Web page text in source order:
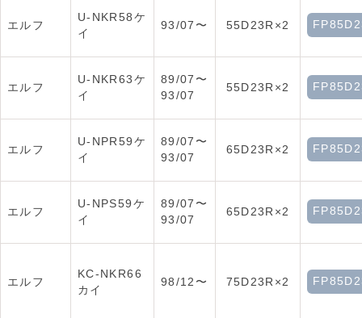
エルフ
U-NKR58ケ
イ
93/07〜 55D23R×2
エルフ
U-NKR63ケ
イ
89/07〜
93/07
55D23R×2
エルフ
U-NPR59ケ
イ
89/07〜
93/07
65D23R×2
エルフ
U-NPS59ケ
イ
89/07〜
93/07
65D23R×2
エルフ
KC-NKR66
カイ
98/12〜 75D23R×2